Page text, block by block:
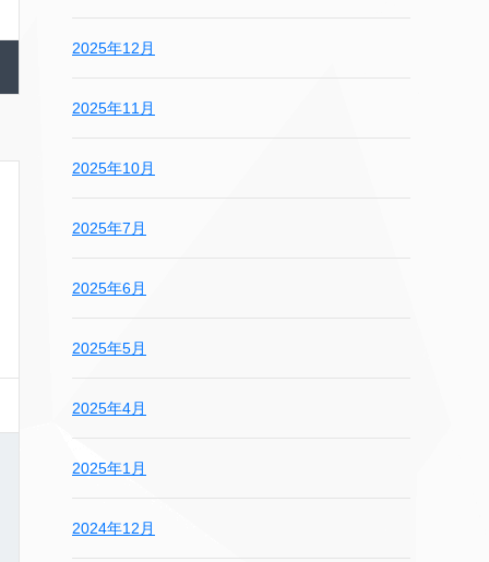
2025年12月
2025年11月
2025年10月
2025年7月
2025年6月
2025年5月
2025年4月
2025年1月
2024年12月